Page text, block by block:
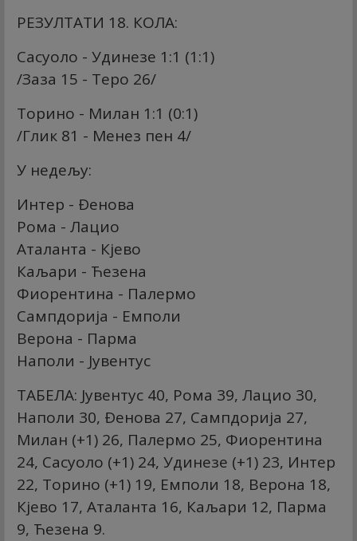
РЕЗУЛТАТИ 18. КОЛА:
Сасуоло - Удинезе 1:1 (1:1)
/Заза 15 - Теро 26/
Торино - Милан 1:1 (0:1)
/Глик 81 - Менез пен 4/
У недељу:
Интер - Ðенова
Рома - Лацио
Аталанта - Кјево
Каљари - Ћезена
Фиорентина - Палермо
Сампдорија - Емполи
Верона - Парма
Наполи - Јувентус
ТАБЕЛА: Јувентус 40, Рома 39, Лацио 30,
Наполи 30, Ðенова 27, Сампдорија 27,
Милан (+1) 26, Палермо 25, Фиорентина
24, Сасуоло (+1) 24, Удинезе (+1) 23, Интер
22, Торино (+1) 19, Емполи 18, Верона 18,
Кјево 17, Аталанта 16, Каљари 12, Парма
9, Ћезена 9.